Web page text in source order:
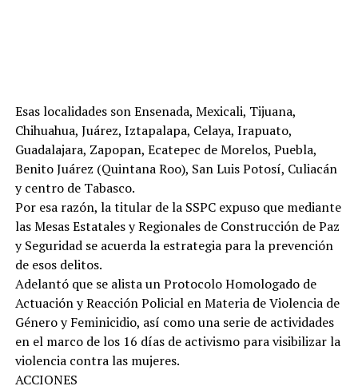
Esas localidades son Ensenada, Mexicali, Tijuana,
Chihuahua, Juárez, Iztapalapa, Celaya, Irapuato,
Guadalajara, Zapopan, Ecatepec de Morelos, Puebla,
Benito Juárez (Quintana Roo), San Luis Potosí, Culiacán
y centro de Tabasco.
Por esa razón, la titular de la SSPC expuso que mediante
las Mesas Estatales y Regionales de Construcción de Paz
y Seguridad se acuerda la estrategia para la prevención
de esos delitos.
Adelantó que se alista un Protocolo Homologado de
Actuación y Reacción Policial en Materia de Violencia de
Género y Feminicidio, así como una serie de actividades
en el marco de los 16 días de activismo para visibilizar la
violencia contra las mujeres.
ACCIONES